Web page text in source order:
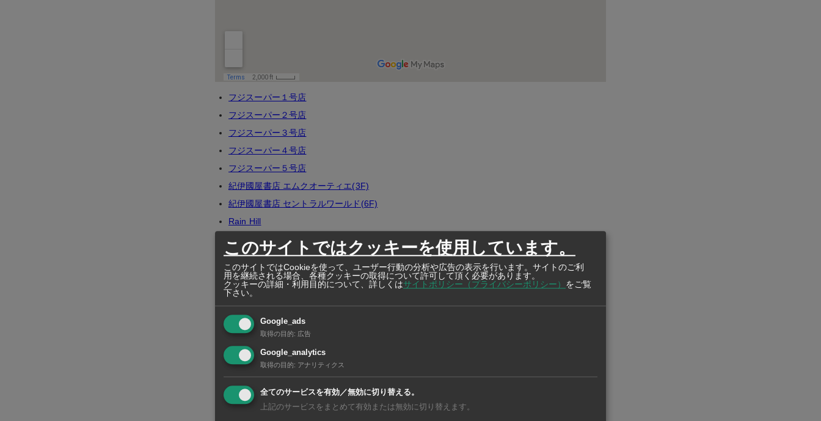
フジスーパー１号店
フジスーパー２号店
フジスーパー３号店
フジスーパー４号店
フジスーパー５号店
紀伊國屋書店 エムクオーティエ(3F)
紀伊國屋書店 セントラルワールド(6F)
Rain Hill
MaxValu Park Lane Ekkamai
DON DON DONKI トンロー
DON DON DONKI タニヤ
上記の他、バンコク中心部の飲食店・ヘアサロン・病院などでも無料で配布しています
このサイトではクッキーを使用しています。
このサイトではCookieを使って、ユーザー行動の分析や広告の表示を行います。サイトのご利
用を継続される場合、各種クッキーの取得について許可して頂く必要があります。
クッキーの詳細・利用目的について、詳しくはサイトポリシー（プライバシーポリシー） をご覧
下さい。
Google_ads
取得の目的: 広告
Google_analytics
取得の目的: アナリティクス
全てのサービスを有効／無効に切り替える。
上記のサービスをまとめて有効または無効に切り替えます。